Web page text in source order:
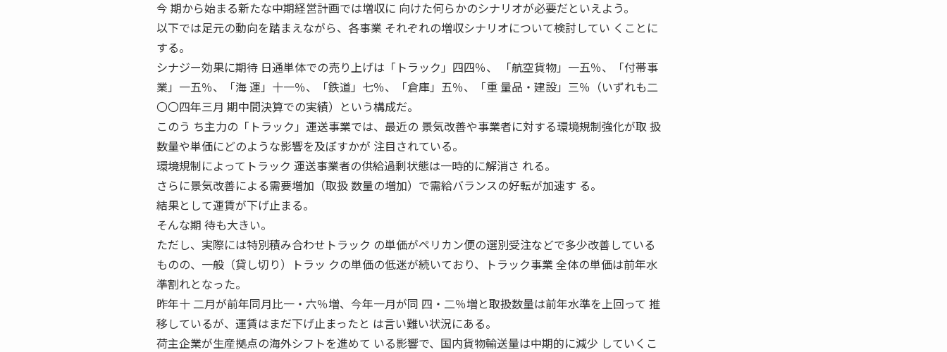
今 期から始まる新たな中期経営計画では増収に 向けた何らかのシナリオが必要だといえよう。
以下では足元の動向を踏まえながら、各事業 それぞれの増収シナリオについて検討してい くことに
する。
シナジー効果に期待 日通単体での売り上げは「トラック」四四％、 「航空貨物」一五％、「付帯事
業」一五％、「海 運」十一％、「鉄道」七％、「倉庫」五％、「重 量品・建設」三％（いずれも二
〇〇四年三月 期中間決算での実績）という構成だ。
このう ち主力の「トラック」運送事業では、最近の 景気改善や事業者に対する環境規制強化が取 扱
数量や単価にどのような影響を及ぼすかが 注目されている。
環境規制によってトラック 運送事業者の供給過剰状態は一時的に解消さ れる。
さらに景気改善による需要増加（取扱 数量の増加）で需給バランスの好転が加速す る。
結果として運賃が下げ止まる。
そんな期 待も大きい。
ただし、実際には特別積み合わせトラック の単価がペリカン便の選別受注などで多少改善している
ものの、一般（貸し切り）トラッ クの単価の低迷が続いており、トラック事業 全体の単価は前年水
準割れとなった。
昨年十 二月が前年同月比一・六％増、今年一月が同 四・二％増と取扱数量は前年水準を上回って 推
移しているが、運賃はまだ下げ止まったと は言い難い状況にある。
荷主企業が生産拠点の海外シフトを進めて いる影響で、国内貨物輸送量は中期的に減少 していくこ